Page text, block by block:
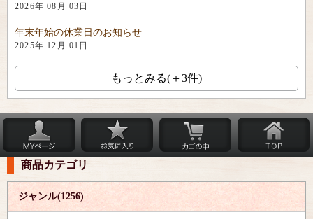
2026年 08月 03日
年末年始の休業日のお知らせ
2025年 12月 01日
もっとみる(＋3件)
商品カテゴリ
ジャンル(1256)